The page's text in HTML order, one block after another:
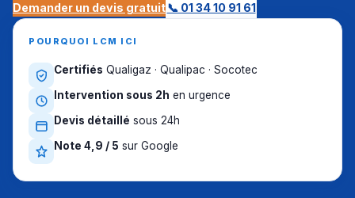
Demander un devis gratuit📞 01 34 10 91 61
POURQUOI LCM ICI
Certifiés Qualigaz · Qualipac · Socotec
Intervention sous 2h en urgence
Devis détaillé sous 24h
Note 4,9 / 5 sur Google